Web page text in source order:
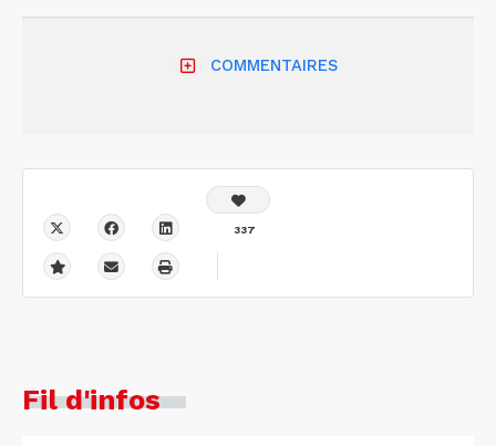
COMMENTAIRES
337
Fil d'infos